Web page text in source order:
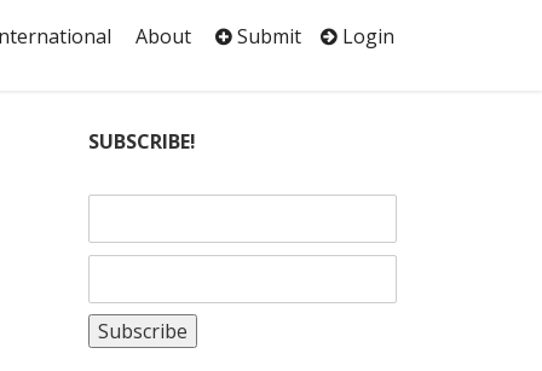
About Submit Login
SUBSCRIBE!